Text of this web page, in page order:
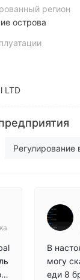
регион
острова
LTD
Регулирование
В
могу
еди 8